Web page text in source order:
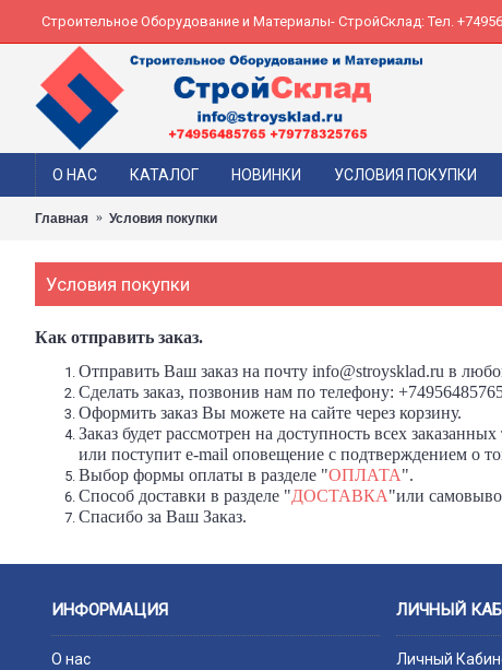
Строительное Оборудование и Материалы- СтройСклад: Тел.
О НАС КАТАЛОГ НОВИНКИ УСЛОВИЯ ПОКУПКИ
Главная Условия покупки
Условия покупки
Как отправить заказ.
Отправить Ваш заказ на почту info@stroysklad.ru в
Сделать заказ, позвонив нам по телефону:
Оформить заказ Вы можете на сайте через корзину.
Заказ будет рассмотрен на доступность всех
или поступит e-mail оповещение с подтверждением о
Выбор формы оплаты в разделе "ОПЛАТА".
Способ доставки в разделе "ДОСТАВКА"или
Спасибо за Ваш Заказ.
ИНФОРМАЦИЯ
О нас
ЛИЧНЫЙ
Личный